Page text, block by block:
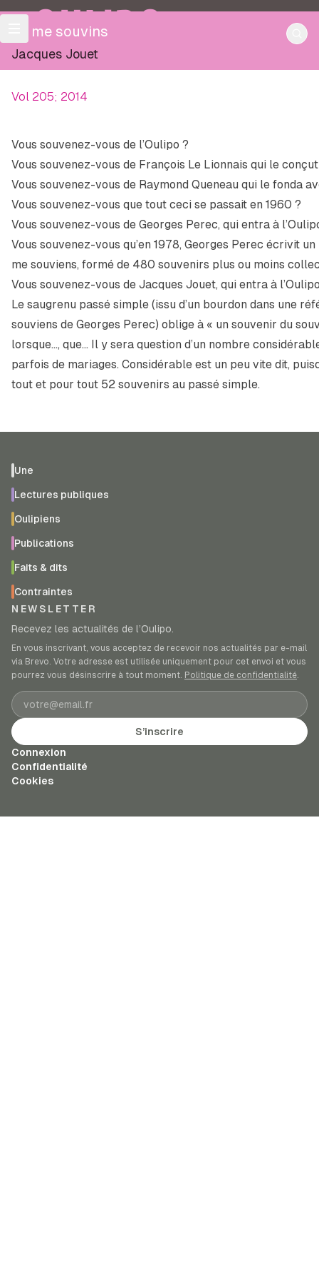
OULIPO
Je me souvins
Jacques Jouet
Vol 205; 2014
Vous souvenez-vous de l’Oulipo ?
Vous souvenez-vous de François Le Lionnais qui le
Vous souvenez-vous de Raymond Queneau qui le fonda
Vous souvenez-vous que tout ceci se passait en 1960 ?
Vous souvenez-vous de Georges Perec, qui entra à
Vous souvenez-vous qu’en 1978, Georges Perec écrivit
me souviens, formé de 480 souvenirs plus ou moins
Vous souvenez-vous de Jacques Jouet, qui entra à
Le saugrenu passé simple (issu d’un bourdon dans une
souviens de Georges Perec) oblige à « un souvenir du
lorsque…, que… Il y sera question d’un nombre
parfois de mariages. Considérable est un peu vite dit,
tout et pour tout 52 souvenirs au passé simple.
Une
Lectures publiques
Oulipiens
Publications
Faits & dits
Contraintes
NEWSLETTER
Recevez les actualités de l’Oulipo.
En vous inscrivant, vous acceptez de recevoir nos actualités par e-mail
via Brevo. Votre adresse est utilisée uniquement pour cet envoi et vous
pourrez vous désinscrire à tout moment. Politique de confidentialité.
Adresse e-mail
S’inscrire
Connexion
Confidentialité
Cookies